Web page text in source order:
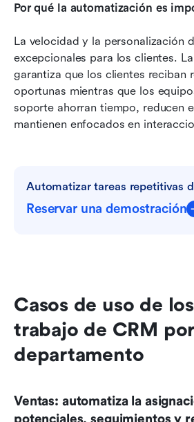
Por qué la automatización es
La velocidad y la personalización
excepcionales para los clientes.
garantiza que los clientes reciban
oportunas mientras que los
soporte ahorran tiempo, reducen
mantienen enfocados en
Automatizar tareas repetitivas
Reservar una demostración
Casos de uso de
trabajo de CRM por
departamento
Ventas: automatiza la